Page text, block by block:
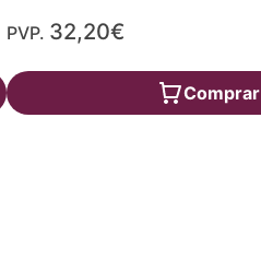
PVP. 32,20€
Comprar